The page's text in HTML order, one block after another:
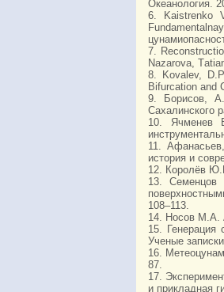
Океанология.
6. Kaistrenko
7.
Nazarova,
8. Kovalev,
Bifurcation and
9. Борисов,
Сахалинского
10. Ячменев
11.
история и
12. Королёв
13. Семенцов
108–113.
14. Носов М.А.
15.
Ученые
16.
87.
17.
и прикладная